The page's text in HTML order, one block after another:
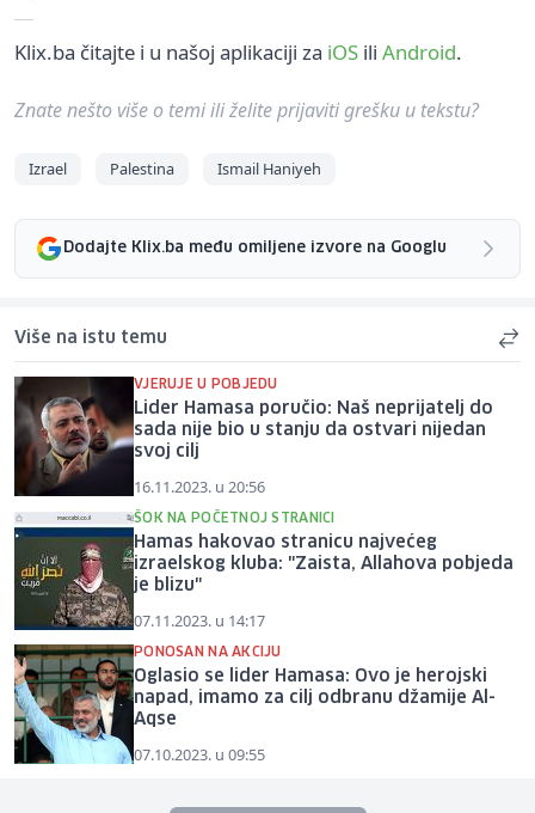
Klix.ba čitajte i u našoj aplikaciji za iOS ili Android.
Znate nešto više o temi ili želite prijaviti grešku u tekstu?
Izrael Palestina Ismail Haniyeh
Dodajte Klix.ba među omiljene izvore na Googlu
Više na istu temu
VJERUJE U POBJEDU
Lider Hamasa poručio: Naš neprijatelj do
sada nije bio u stanju da ostvari nijedan
svoj cilj
16.11.2023. u 20:56
ŠOK NA POČETNOJ STRANICI
Hamas hakovao stranicu najvećeg
izraelskog kluba: "Zaista, Allahova pobjeda
je blizu"
07.11.2023. u 14:17
PONOSAN NA AKCIJU
Oglasio se lider Hamasa: Ovo je herojski
napad, imamo za cilj odbranu džamije Al-
Aqse
07.10.2023. u 09:55